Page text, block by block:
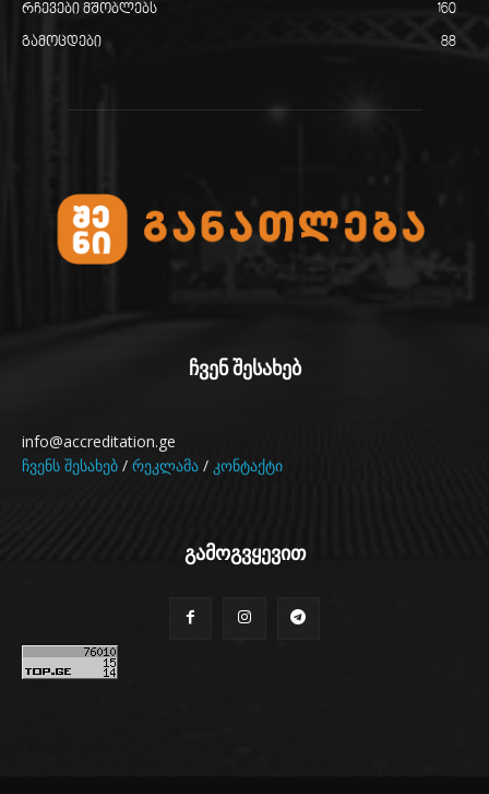
რჩევები მშობლებს 160
გამოცდები 88
ჩვენ შესახებ
info@accreditation.ge
ჩვენს შესახებ / რეკლამა / კონტაქტი
გამოგვყევით